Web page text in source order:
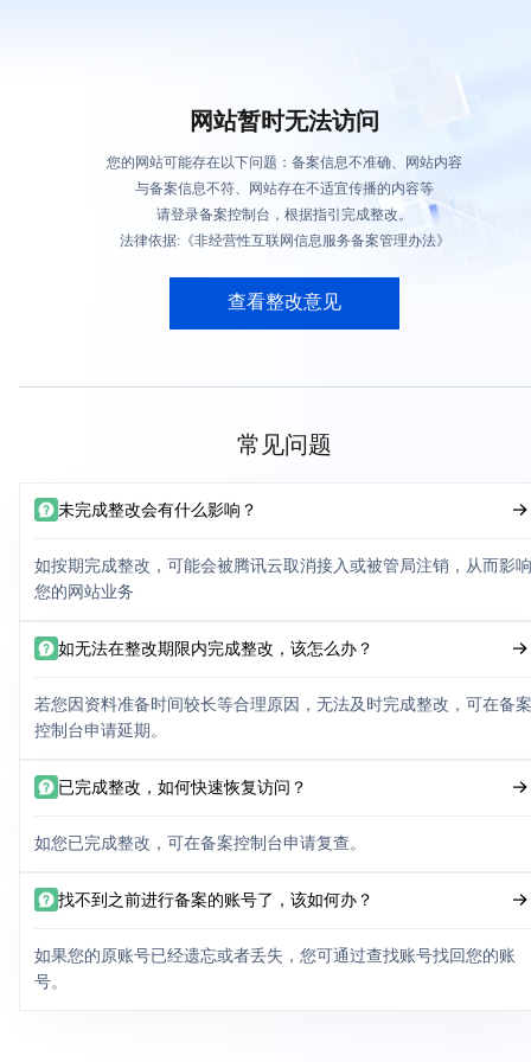
网站暂时无法访问
您的网站可能存在以下问题：备案信息不准确、网站内容
与备案信息不符、网站存在不适宜传播的内容等
请登录备案控制台，根据指引完成整改。
法律依据:《非经营性互联网信息服务备案管理办法》
查看整改意见
常见问题
未完成整改会有什么影响？
如按期完成整改，可能会被腾讯云取消接入或被管局注销，从而影响
您的网站业务
如无法在整改期限内完成整改，该怎么办？
若您因资料准备时间较长等合理原因，无法及时完成整改，可在备案
控制台申请延期。
已完成整改，如何快速恢复访问？
如您已完成整改，可在备案控制台申请复查。
找不到之前进行备案的账号了，该如何办？
如果您的原账号已经遗忘或者丢失，您可通过查找账号找回您的账
号。